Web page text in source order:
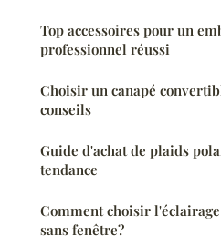
Top accessoires pour un
professionnel réussi
Choisir un canapé
conseils
Guide d'achat de plaids
tendance
Comment choisir
sans fenêtre?